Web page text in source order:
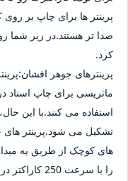
پرینتر ها برای چاپ بر
صدا تر هستند.در زیر شما
کرد.
پرینترهای جوهر
ماتریسی برای چاپ اسناد
استفاده می کنند.با این
تشکیل می شود.پرینتر های
های کوچک از طریق یه
را با سرعت